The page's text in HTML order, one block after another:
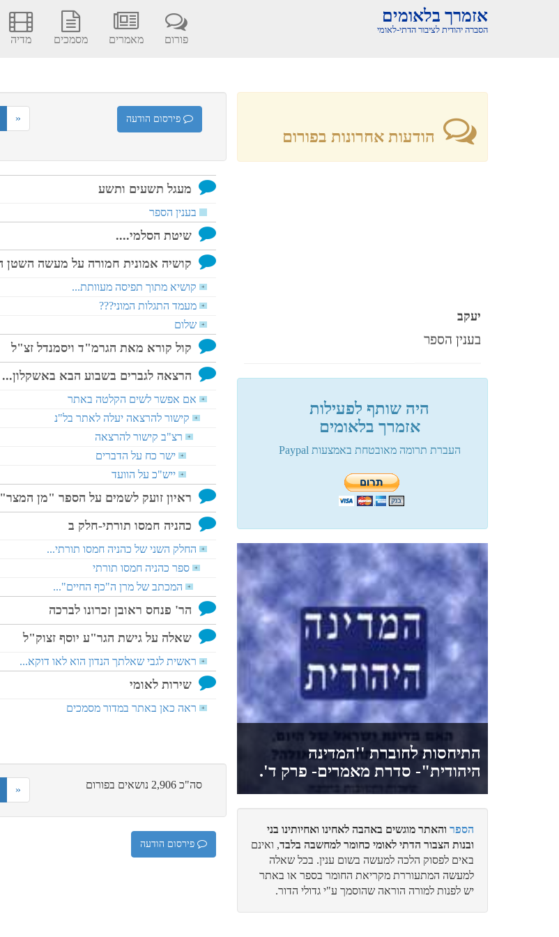
אזמרך בלאומים
הסברה יהודית לציבור הדתי-לאומי
פורום מאמרים מסמכים מדיה
הודעות אחרונות בפורום
יעקב
בענין הספר
מעגל תשעים ותשע
שיטת הסלמי....
שלום
איתן
מעמד התגלות המוני???
יואל אלחנן
קושיא מתוך תפיסה מעוותת...
לביא
קול קורא מאת הגרמ"ד ויסמנדל זצ"ל
היה שותף לפעילות
אזמרך בלאומים
העברת תרומה מאובטחת באמצעות Paypal
התיחסות לחוברת ''המדינה
היהודית"- סדרת מאמרים- פרק ד'.
הספר והאתר מוגשים באהבה לאחינו ואחיותינו בני
ובנות הצבור הדתי לאומי כחומר למחשבה בלבד, ואינם
באים לפסוק הלכה למעשה בשום ענין. בכל שאלה
למעשה המתעוררת מקריאת החומר בספר או באתר
יש לפנות למורה הוראה שהוסמך ע"י גדולי הדור.
« פירסום הודעה
מעגל תשעים ותשע
בענין הספר
שיטת הסלמי....
קושיה אמונית חמורה על מעשה השטן
קושיא מתוך תפיסה מעוותת... +
מעמד התגלות המוני??? +
שלום +
קול קורא מאת הגרמ"ד ויסמנדל זצ"ל
הרצאה לגברים בשבוע הבא באשקלון...
אם אפשר לשים הקלטה באתר +
קישור להרצאה יעלה לאתר בל"נ +
רצ"ב קישור להרצאה +
ישר כח על הדברים +
ייש"כ על הוועד +
ראיון זועק לשמים על הספר "מן המצר"
כהניה חמסו תורתי-חלק ב
החלק השני של כהניה חמסו תורתי... +
ספר כהניה חמסו תורתי +
המכתב של מרן ה"כף החיים"... +
הר' פנחס ראובן זכרונו לברכה
שאלה על גישת הגר"ע יוסף זצוק"ל
ראשית לגבי שאלתך הנדון הוא לאו דוקא... +
שירות לאומי
ראה כאן באתר במדור מסמכים +
« סה"כ 2,906 נושאים בפורום
פירסום הודעה